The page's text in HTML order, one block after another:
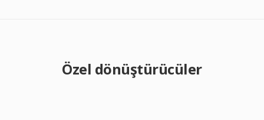
Özel dönüştürücüler